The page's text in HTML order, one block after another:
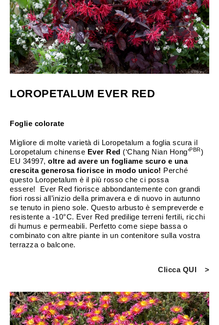
LOROPETALUM EVER RED
Foglie colorate
Migliore di molte varietà di Loropetalum a foglia scura il
Loropetalum chinense Ever Red (‘Chang Nian Hong’PBR)
EU 34997, oltre ad avere un fogliame scuro e una
crescita generosa fiorisce in modo unico! Perché
questo Loropetalum è il più rosso che ci possa
essere! Ever Red fiorisce abbondantemente con grandi
fiori rossi all’inizio della primavera e di nuovo in autunno
se tenuto in pieno sole. Questo arbusto è sempreverde e
resistente a -10°C. Ever Red predilige terreni fertili, ricchi
di humus e permeabili. Perfetto come siepe bassa o
combinato con altre piante in un contenitore sulla vostra
terrazza o balcone.
Clicca QUI